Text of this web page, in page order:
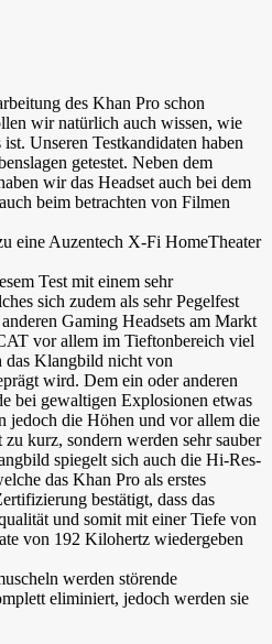
des Khan Pro schon
wir natürlich auch wissen, wie
Unseren Testkandidaten haben
getestet. Neben dem
wir das Headset auch bei dem
beim betrachten von Filmen
eine Auzentech X-Fi HomeTheater
Test mit einem sehr
sich zudem als sehr Pegelfest
Gaming Headsets am Markt
vor allem im Tieftonbereich viel
das Klangbild nicht von
wird. Dem ein oder anderen
bei gewaltigen Explosionen etwas
jedoch die Höhen und vor allem die
kurz, sondern werden sehr sauber
spiegelt sich auch die Hi-Res-
das Khan Pro als erstes
bestätigt, dass das
und somit mit einer Tiefe von
von 192 Kilohertz wiedergeben
werden störende
eliminiert, jedoch werden sie